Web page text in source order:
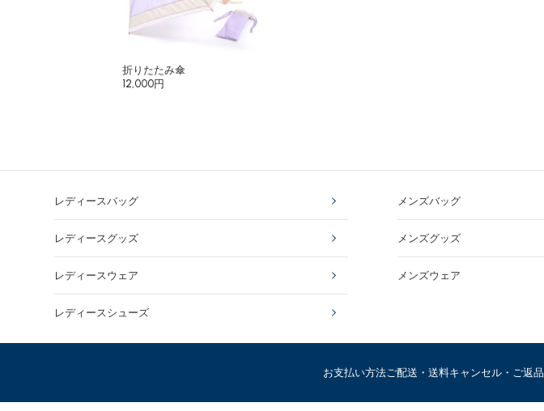
折りたたみ傘
12,000円
レディースバッグ
レディースグッズ
レディースウェア
レディースシューズ
メンズバッグ
メンズグッズ
メンズウェア
お支払い方法ご配送・送料キャンセル・ご返品